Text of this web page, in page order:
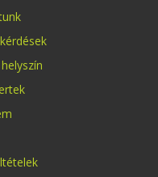
helyszín